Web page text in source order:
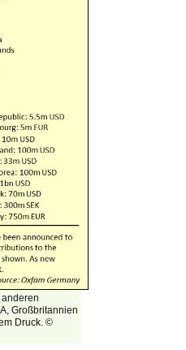
Großbritannien
Druck. ©